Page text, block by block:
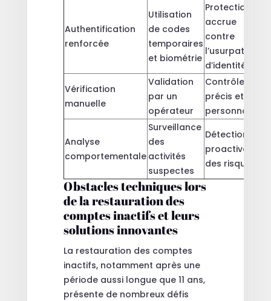
Authentification
renforcée
Utilisation
de codes
temporaires
et biométrie
Protection
accrue
contre
l’usurpation
d’identité
Vérification
manuelle
Validation
par un
opérateur
Contrôle
précis et
personnalisé
Analyse
comportementale
Surveillance
des
activités
suspectes
Détection
proactive
des risques
Obstacles techniques lors
de la restauration des
comptes inactifs et leurs
solutions innovantes
La restauration des comptes
inactifs, notamment après une
période aussi longue que 11 ans,
présente de nombreux défis